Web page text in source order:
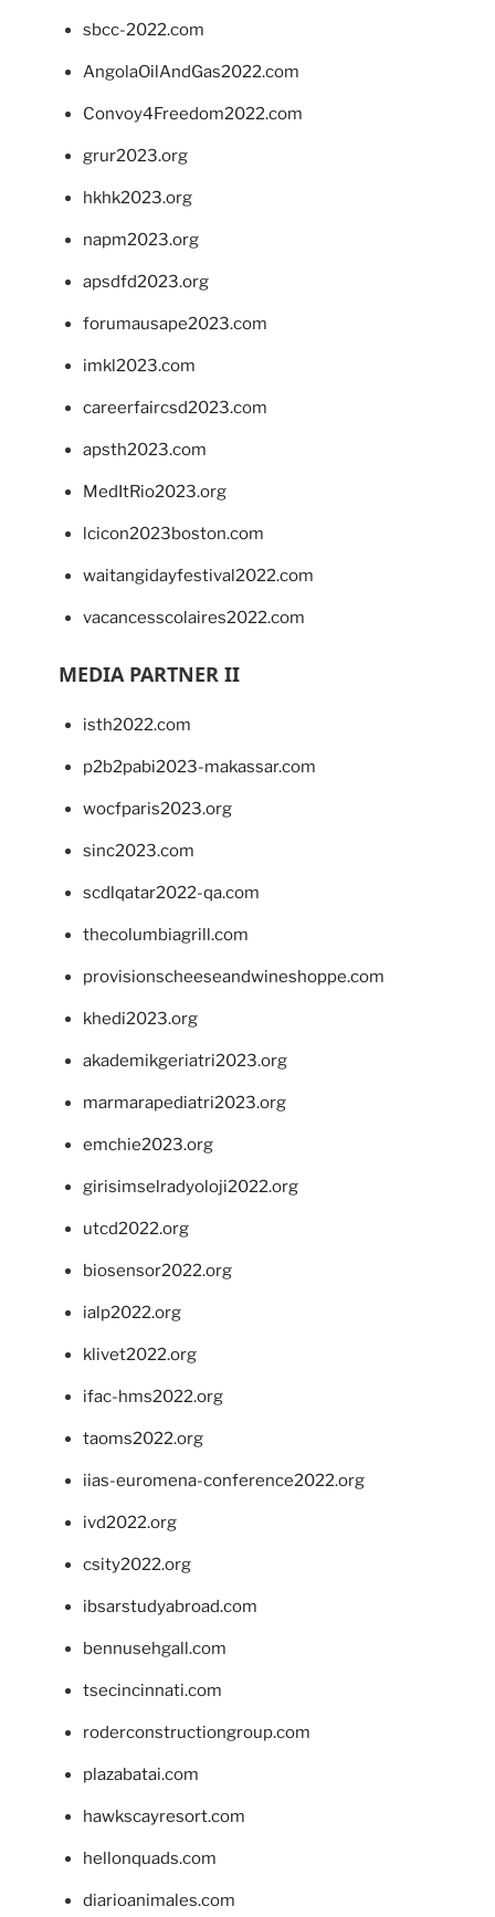
sbcc-2022.com
AngolaOilAndGas2022.com
Convoy4Freedom2022.com
grur2023.org
hkhk2023.org
napm2023.org
apsdfd2023.org
forumausape2023.com
imkl2023.com
careerfaircsd2023.com
apsth2023.com
MedItRio2023.org
lcicon2023boston.com
waitangidayfestival2022.com
vacancesscolaires2022.com
MEDIA PARTNER II
isth2022.com
p2b2pabi2023-makassar.com
wocfparis2023.org
sinc2023.com
scdlqatar2022-qa.com
thecolumbiagrill.com
provisionscheeseandwineshoppe.com
khedi2023.org
akademikgeriatri2023.org
marmarapediatri2023.org
emchie2023.org
girisimselradyoloji2022.org
utcd2022.org
biosensor2022.org
ialp2022.org
klivet2022.org
ifac-hms2022.org
taoms2022.org
iias-euromena-conference2022.org
ivd2022.org
csity2022.org
ibsarstudyabroad.com
bennusehgall.com
tsecincinnati.com
roderconstructiongroup.com
plazabatai.com
hawkscayresort.com
hellonquads.com
diarioanimales.com